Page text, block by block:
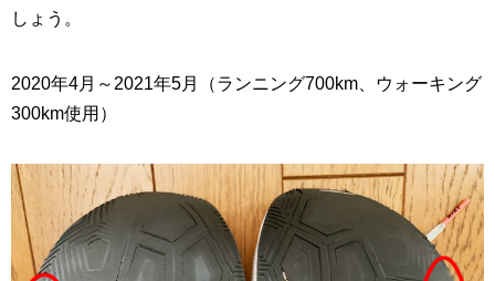
しょう。
2020年4月～2021年5月（ランニング700km、ウォーキング
300km使用）